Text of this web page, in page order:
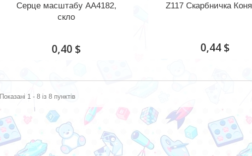
Серце масштабу АА4182,
скло
0,40 $
Z117 Скарбничка
0,44 $
Показані 1 - 8 із 8 пунктів